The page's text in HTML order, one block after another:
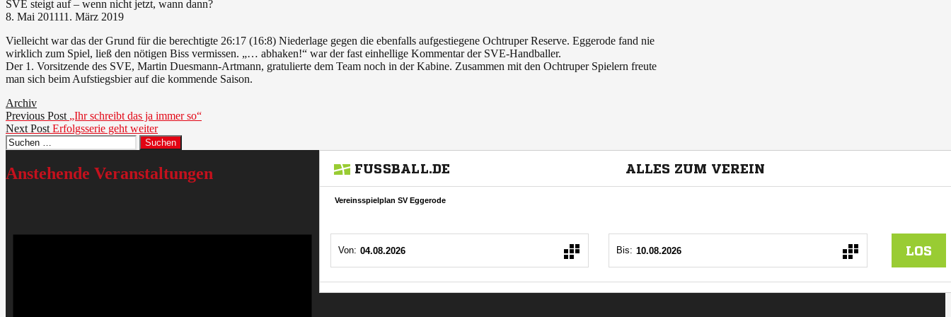
SVE steigt auf – wenn nicht jetzt, wann dann?
8. Mai 201111. März 2019
Vielleicht war das der Grund für die berechtigte 26:17 (16:8) Niederlage gegen die ebenfalls aufgestiegene Ochtruper Reserve. Eggerode fand nie
wirklich zum Spiel, ließ den nötigen Biss vermissen. „… abhaken!“ war der fast einhellige Kommentar der SVE-Handballer.
Der 1. Vorsitzende des SVE, Martin Duesmann-Artmann, gratulierte dem Team noch in der Kabine. Zusammen mit den Ochtruper Spielern freute
man sich beim Aufstiegsbier auf die kommende Saison.
Archiv
Beitragsnavigation
Previous Post
Previous
post:
„Ihr schreibt das ja immer so“
Next Post Next
post:
Erfolgsserie geht weiter
Suchen
nach:
Anstehende Veranstaltungen